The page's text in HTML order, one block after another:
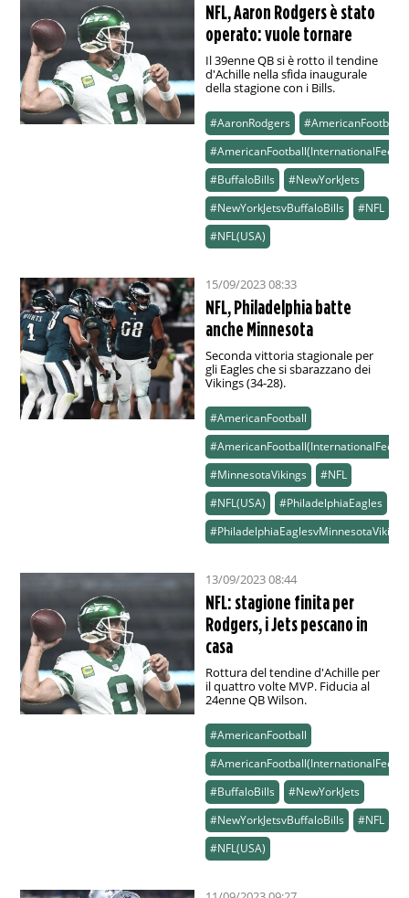
NFL, Aaron Rodgers è stato
operato: vuole tornare
Il 39enne QB si è rotto il tendine
d'Achille nella sfida inaugurale
della stagione con i Bills.
#AaronRodgers
#AmericanFootball
#AmericanFootball(InternationalFeed)
#BuffaloBills
#NewYorkJets
#NewYorkJetsvBuffaloBills
#NFL
#NFL(USA)
15/09/2023 08:33
NFL, Philadelphia batte
anche Minnesota
Seconda vittoria stagionale per
gli Eagles che si sbarazzano dei
Vikings (34-28).
#AmericanFootball
#AmericanFootball(InternationalFeed)
#MinnesotaVikings
#NFL
#NFL(USA)
#PhiladelphiaEagles
#PhiladelphiaEaglesvMinnesotaVikings
13/09/2023 08:44
NFL: stagione finita per
Rodgers, i Jets pescano in
casa
Rottura del tendine d'Achille per
il quattro volte MVP. Fiducia al
24enne QB Wilson.
#AmericanFootball
#AmericanFootball(InternationalFeed)
#BuffaloBills
#NewYorkJets
#NewYorkJetsvBuffaloBills
#NFL
#NFL(USA)